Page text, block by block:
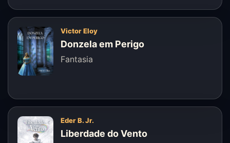
Victor Eloy
Donzela em Perigo
Fantasia
Eder B. Jr.
Liberdade do Vento